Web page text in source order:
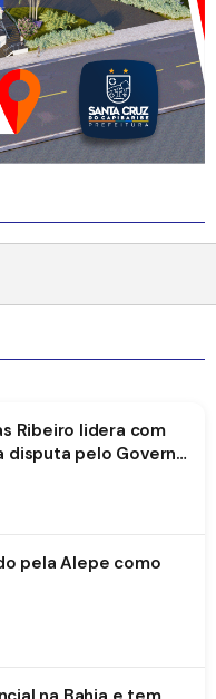
Ribeiro lidera com
disputa pelo Governo
pela Alepe como